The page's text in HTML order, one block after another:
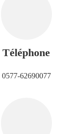
Téléphone
0577-62690077